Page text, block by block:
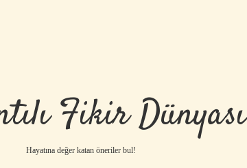
Fikir Dünyası
Hayatına değer katan öneriler bul!